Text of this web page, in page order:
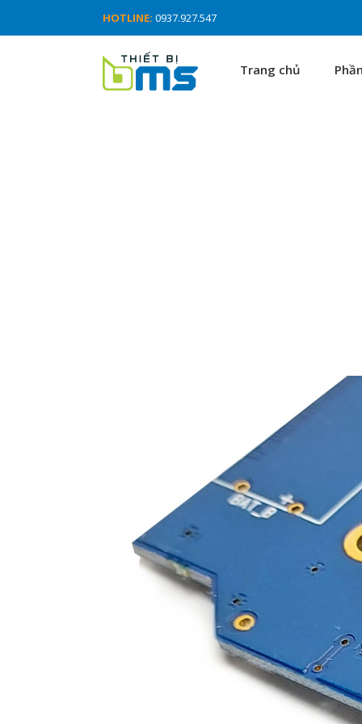
HOTLINE: 0937.927.547
Trang chủ